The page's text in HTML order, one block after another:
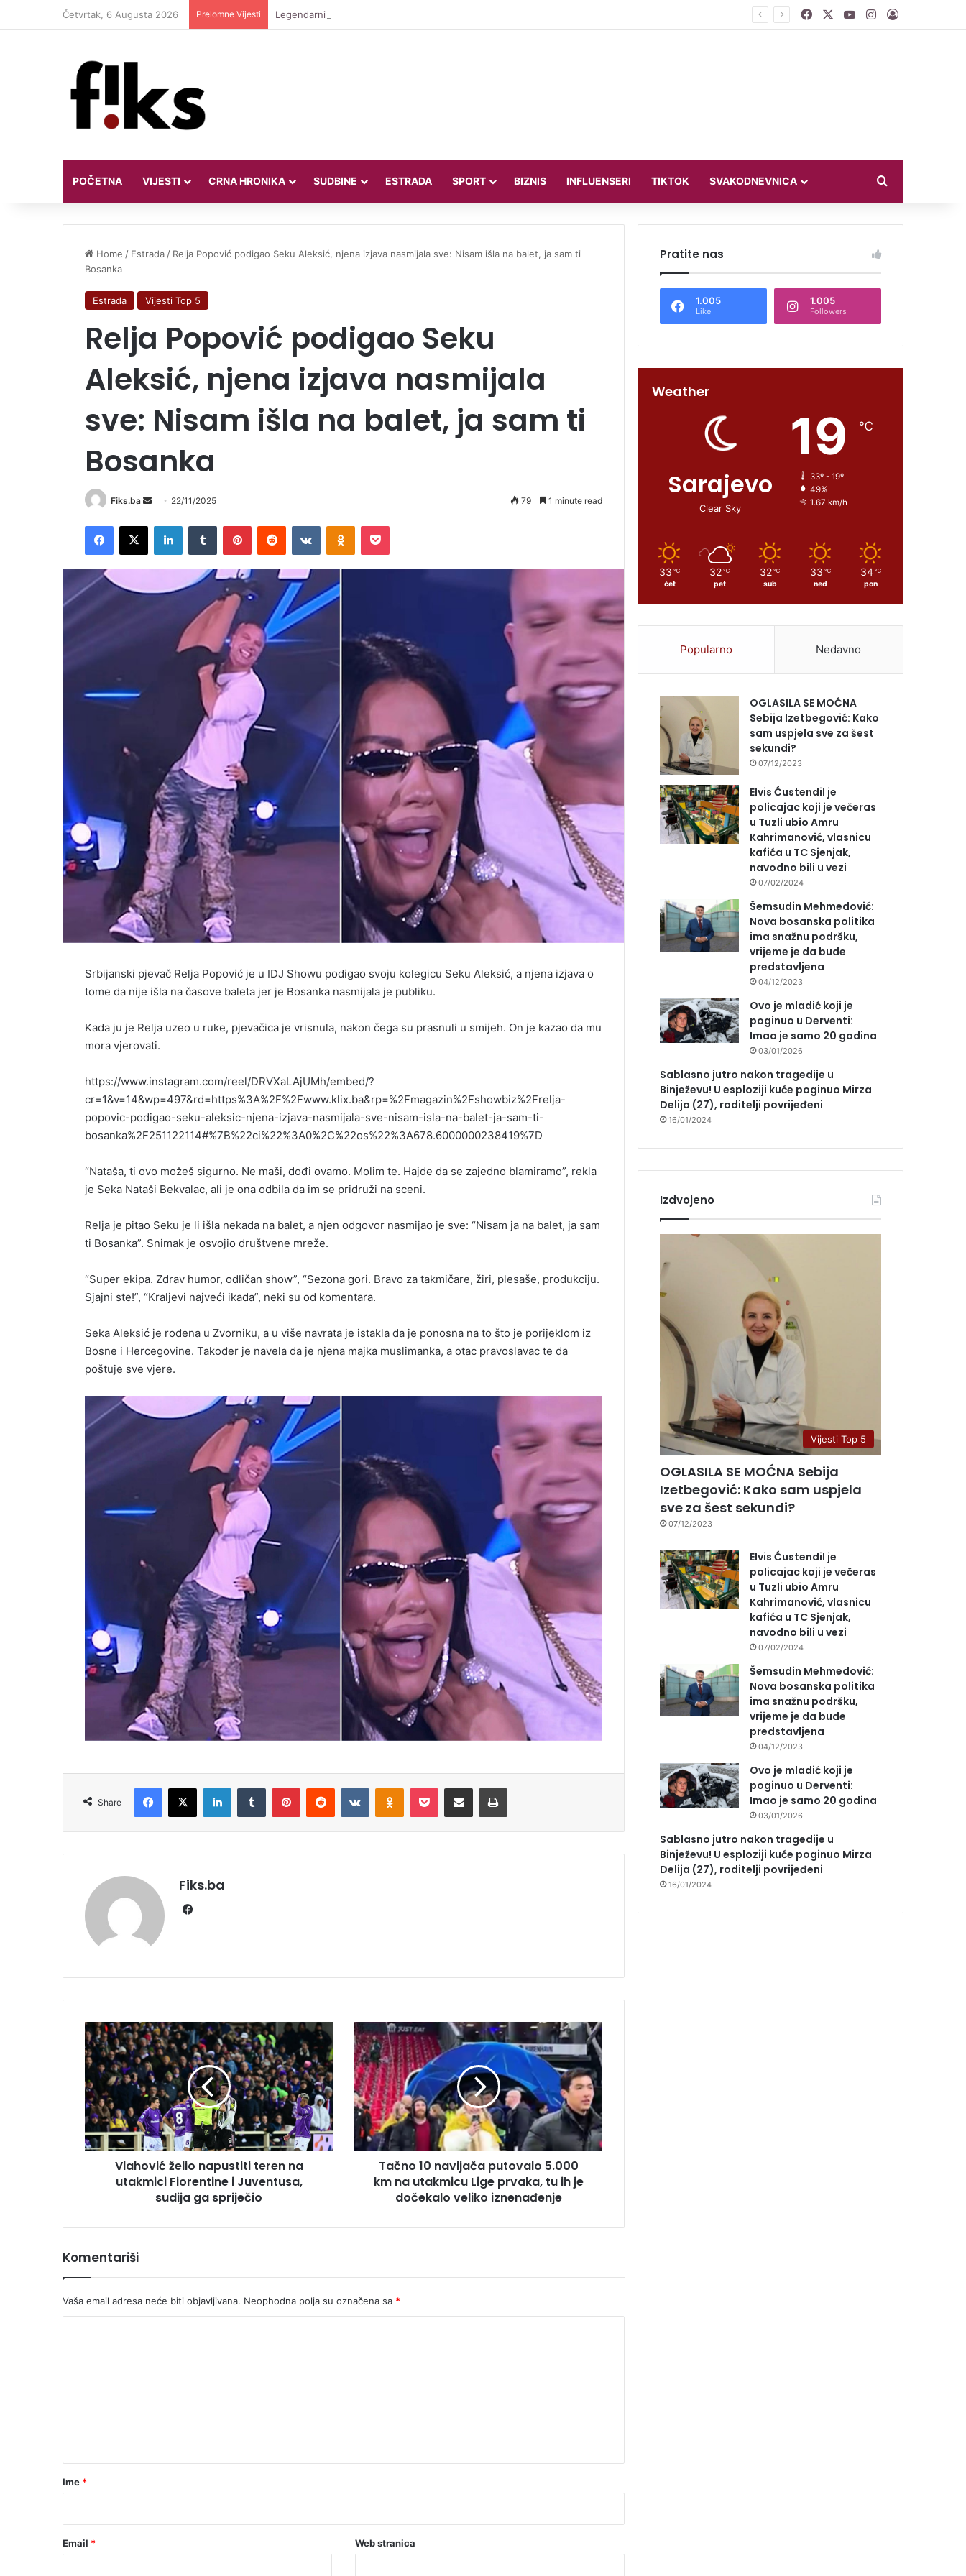
Četvrtak, 6 Augusta 2026 Prelomne Vijesti Legendarni Figo bez milosti prema Infantinu: “Lagao je i ukaljao funkciju, sada mora otići” FacebookYouTubeInstagram
Log In
POČETNA VIJESTI CRNA HRONIKA SUDBINE ESTRADA SPORT BIZNIS INFLUENSERI TIKTOK SVAKODNEVNICA
Home / Estrada / Relja Popović podigao Seku Aleksić, njena izjava nasmijala sve: Nisam išla na balet, ja sam ti
Bosanka
Estrada Vijesti Top 5
Relja Popović podigao Seku
Aleksić, njena izjava nasmijala
sve: Nisam išla na balet, ja sam ti
Bosanka
Fiks.ba
Send
email
22/11/2025 79 1 minute read
Facebook
X LinkedInTumblr PinterestReddit VKontakteOdnoklassniki
Pocket
Srbijanski pjevač Relja Popović je u IDJ Showu podigao svoju kolegicu Seku Aleksić, a njena izjava o
tome da nije išla na časove baleta jer je Bosanka nasmijala je publiku.
Kada ju je Relja uzeo u ruke, pjevačica je vrisnula, nakon čega su prasnuli u smijeh. On je kazao da mu
mora vjerovati.
https://www.instagram.com/reel/DRVXaLAjUMh/embed/?
cr=1&v=14&wp=497&rd=https%3A%2F%2Fwww.klix.ba&rp=%2Fmagazin%2Fshowbiz%2Frelja-
popovic-podigao-seku-aleksic-njena-izjava-nasmijala-sve-nisam-isla-na-balet-ja-sam-ti-
bosanka%2F251122114#%7B%22ci%22%3A0%2C%22os%22%3A678.6000000238419%7D
“Nataša, ti ovo možeš sigurno. Ne maši, dođi ovamo. Molim te. Hajde da se zajedno blamiramo”, rekla
je Seka Nataši Bekvalac, ali je ona odbila da im se pridruži na sceni.
Relja je pitao Seku je li išla nekada na balet, a njen odgovor nasmijao je sve: “Nisam ja na balet, ja sam
ti Bosanka”. Snimak je osvojio društvene mreže.
“Super ekipa. Zdrav humor, odličan show”, “Sezona gori. Bravo za takmičare, žiri, plesaše, produkciju.
Sjajni ste!”, “Kraljevi najveći ikada”, neki su od komentara.
Seka Aleksić je rođena u Zvorniku, a u više navrata je istakla da je ponosna na to što je porijeklom iz
Bosne i Hercegovine. Također je navela da je njena majka muslimanka, a otac pravoslavac te da
poštuje sve vjere.
Share
Facebook
X LinkedInTumblr PinterestReddit VKontakteOdnoklassniki
Pocket Share via Email Print
Fiks.ba
Vlahović
želio
napustiti
teren
na
utakmici
Fiorentine
i
Juventusa,
Vlahović želio napustiti teren na
utakmici Fiorentine i Juventusa,
sudija ga spriječio
Tačno
10
navijača
putovalo
5.000
km
na
utakmicu
Lige
prvaka,Tačno 10 navijača putovalo 5.000
km na utakmicu Lige prvaka, tu ih je
dočekalo veliko iznenađenje
Komentariši
Vaša email adresa neće biti objavljivana. Neophodna polja su označena sa *
rIme *
Email * Web stranica
Pratite nas
1.005
Like
1.005
Followers
Weather
Sarajevo
Clear Sky
19 ℃
33º - 19º
49%
1.67 km/h
33 ℃
čet
32 ℃
pet
32 ℃
sub
33 ℃
ned
34 ℃
pon
Popularno Nedavno
OGLASILA SE MOĆNA
Sebija Izetbegović: Kako
sam uspjela sve za šest
sekundi?
07/12/2023
Elvis Ćustendil je
policajac koji je večeras
u Tuzli ubio Amru
Kahrimanović, vlasnicu
kafića u TC Sjenjak,
navodno bili u vezi
07/02/2024
Šemsudin Mehmedović:
Nova bosanska politika
ima snažnu podršku,
vrijeme je da bude
predstavljena
04/12/2023
Ovo je mladić koji je
poginuo u Derventi:
Imao je samo 20 godina
03/01/2026
Sablasno jutro nakon tragedije u
Binježevu! U esploziji kuće poginuo Mirza
Delija (27), roditelji povrijeđeni
16/01/2024
Izdvojeno
Vijesti Top 5
OGLASILA SE MOĆNA Sebija
Izetbegović: Kako sam uspjela
sve za šest sekundi?
07/12/2023
Elvis Ćustendil je
policajac koji je večeras
u Tuzli ubio Amru
Kahrimanović, vlasnicu
kafića u TC Sjenjak,
navodno bili u vezi
07/02/2024
Šemsudin Mehmedović:
Nova bosanska politika
ima snažnu podršku,
vrijeme je da bude
predstavljena
04/12/2023
Ovo je mladić koji je
poginuo u Derventi:
Imao je samo 20 godina
03/01/2026
Sablasno jutro nakon tragedije u
Binježevu! U esploziji kuće poginuo Mirza
Delija (27), roditelji povrijeđeni
16/01/2024